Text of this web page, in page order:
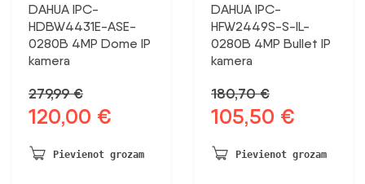
DAHUA IPC-
HDBW4431E-ASE-
0280B 4MP Dome IP
kamera
279,99€
Sākotnējā
bija:
120,00 €
ir:
Pievienot grozam
DAHUA IPC-
HFW2449S-S-IL-
0280B 4MP Bullet IP
kamera
180,70€
Sākotnējā
bija:
105,50 €
ir:
Pievienot grozam